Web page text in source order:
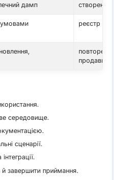
дамп створення
умовами
реєстр
продавця
середовище.
сценарії.
й завершити приймання.